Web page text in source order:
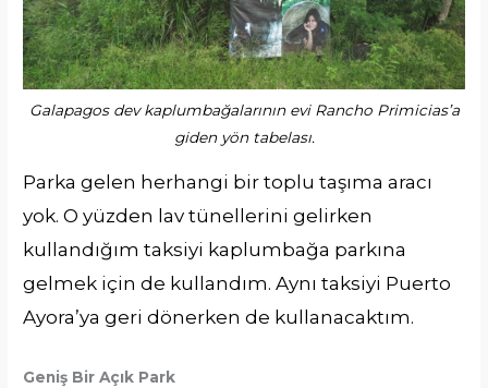
Galapagos dev kaplumbağalarının evi Rancho Primicias’a
giden yön tabelası.
Parka gelen herhangi bir toplu taşıma aracı
yok. O yüzden lav tünellerini gelirken
kullandığım taksiyi kaplumbağa parkına
gelmek için de kullandım. Aynı taksiyi Puerto
Ayora’ya geri dönerken de kullanacaktım.
Geniş Bir Açık Park